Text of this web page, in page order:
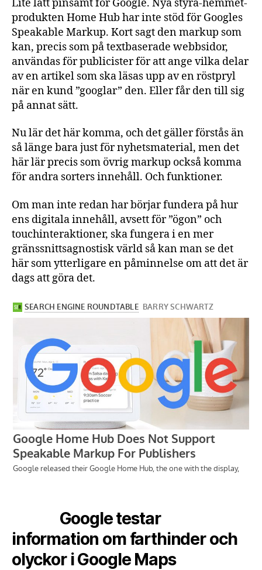
Lite lätt pinsamt för Google. Nya styra-hemmet-
produkten Home Hub har inte stöd för Googles
Speakable Markup. Kort sagt den markup som
kan, precis som på textbaserade webbsidor,
användas för publicister för att ange vilka delar
av en artikel som ska läsas upp av en röstpryl
när en kund ”googlar” den. Eller får den till sig
på annat sätt.
Nu lär det här komma, och det gäller förstås än
så länge bara just för nyhetsmaterial, men det
här lär precis som övrig markup också komma
för andra sorters innehåll. Och funktioner.
Om man inte redan har börjar fundera på hur
ens digitala innehåll, avsett för ”ögon” och
touchinteraktioner, ska fungera i en mer
gränssnittsagnostisk värld så kan man se det
här som ytterligare en påminnelse om att det är
dags att göra det.
Google testar
information om farthinder och
olyckor i Google Maps